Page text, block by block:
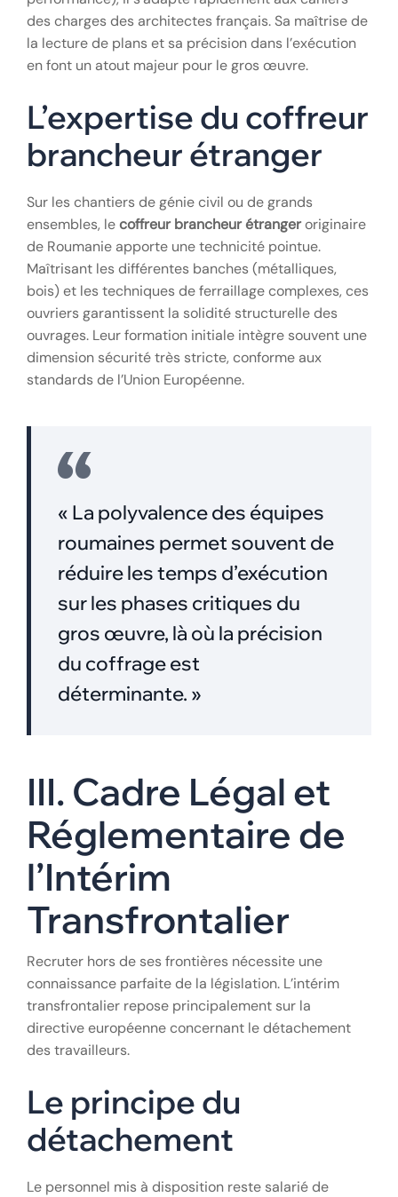
des charges des architectes français. Sa maîtrise de
la lecture de plans et sa précision dans l’exécution
en font un atout majeur pour le gros œuvre.
L’expertise du coffreur
brancheur étranger
Sur les chantiers de génie civil ou de grands
ensembles, lecoffreur brancheur étrangeroriginaire
de Roumanie apporte une technicité pointue.
Maîtrisant les différentes banches (métalliques,
bois) et les techniques de ferraillage complexes, ces
ouvriers garantissent la solidité structurelle des
ouvrages. Leur formation initiale intègre souvent une
dimension sécurité très stricte, conforme aux
standards de l’Union Européenne.
« La polyvalence des équipes
roumaines permet souvent de
réduire les temps d’exécution
sur les phases critiques du
gros œuvre, là où la précision
du coffrage est
déterminante. »
III. Cadre Légal et
Réglementaire de
l’Intérim
Transfrontalier
Recruter hors de ses frontières nécessite une
connaissance parfaite de la législation. L’intérim
transfrontalier repose principalement sur la
directive européenne concernant le détachement
des travailleurs.
Le principe du
détachement
Le personnel mis à disposition reste salarié de